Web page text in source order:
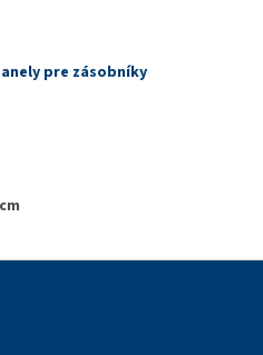
pre zásobníky